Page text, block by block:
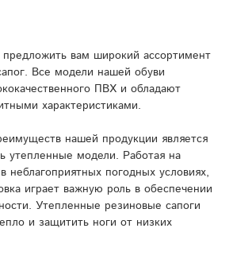
вам широкий ассортимент
Все модели нашей обуви
ПВХ и обладают
характеристиками.
нашей продукции является
утепленные модели. Работая на
неблагоприятных погодных условиях,
играет важную роль в обеспечении
Утепленные резиновые сапоги
и защитить ноги от низких